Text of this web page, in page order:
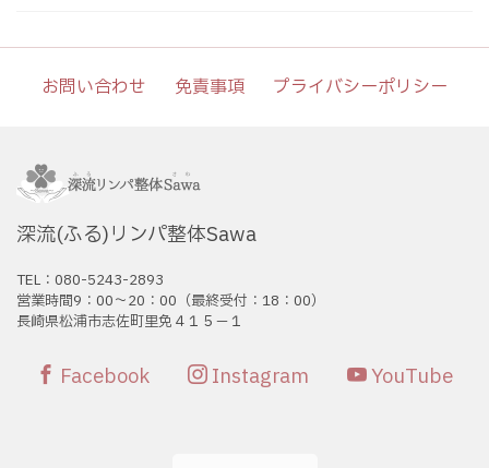
お問い合わせ 免責事項 プライバシーポリシー
深流(ふる)リンパ整体Sawa
TEL：080-5243-2893
営業時間9：00〜20：00（最終受付：18：00）
長崎県松浦市志佐町里免４１５－１
Facebook Instagram YouTube